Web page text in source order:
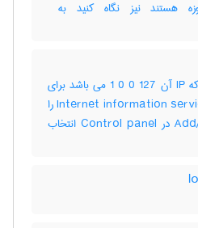
شبکه محلی سبکه محلی که IP آن 127 0 0 1 می باشد برای
نصب آن قسمت Internet information services (IIS) را
از Add/Remove programs در Control panel انتخاب